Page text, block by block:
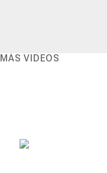
MÁS VIDEOS